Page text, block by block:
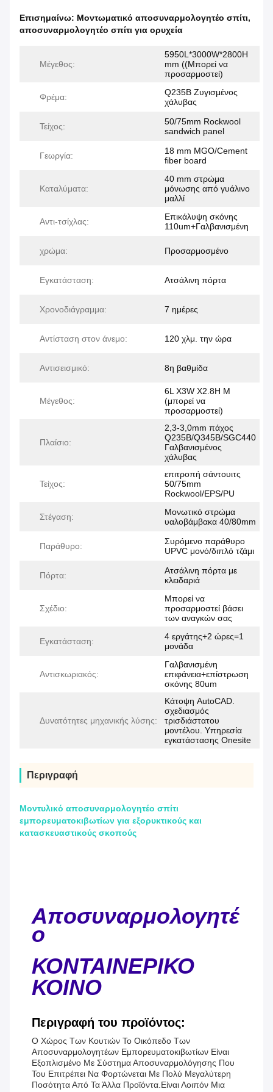
Επισημαίνω: Μοντωματικό αποσυναρμολογητέο σπίτι,
αποσυναρμολογητέο σπίτι για ορυχεία
Μέγεθος:
5950L*3000W*2800H
mm ((Μπορεί να
προσαρμοστεί)
Φρέμα:
Q235B Ζυγισμένος
χάλυβας
Τείχος:
50/75mm Rockwool
sandwich panel
Γεωργία:
18 mm MGO/Cement
fiber board
Καταλύματα:
40 mm στρώμα
μόνωσης από γυάλινο
μαλλί
Αντι-τσίχλας:
Επικάλυψη σκόνης
110um+Γαλβανισμένη
χρώμα: Προσαρμοσμένο
Εγκατάσταση: Ατσάλινη πόρτα
Χρονοδιάγραμμα: 7 ημέρες
Αντίσταση στον άνεμο: 120 χλμ. την ώρα
Αντισεισμικό: 8η βαθμίδα
Μέγεθος:
6L X3W X2.8H M
(μπορεί να
προσαρμοστεί)
Πλαίσιο:
2,3-3,0mm πάχος
Q235B/Q345B/SGC440
Γαλβανισμένος
χάλυβας
Τείχος:
επιτροπή σάντουιτς
50/75mm
Rockwool/EPS/PU
Στέγαση:
Μονωτικό στρώμα
υαλοβάμβακα 40/80mm
Παράθυρο:
Συρόμενο παράθυρο
UPVC μονό/διπλό τζάμι
Πόρτα:
Ατσάλινη πόρτα με
κλειδαριά
Σχέδιο:
Μπορεί να
προσαρμοστεί βάσει
των αναγκών σας
Εγκατάσταση:
4 εργάτης+2 ώρες=1
μονάδα
Αντισκωριακός:
Γαλβανισμένη
επιφάνεια+επίστρωση
σκόνης 80um
Δυνατότητες μηχανικής λύσης:
Κάτοψη AutoCAD.
σχεδιασμός
τρισδιάστατου
μοντέλου. Υπηρεσία
εγκατάστασης Onesite
Περιγραφή
Μοντυλικό αποσυναρμολογητέο σπίτι
εμπορευματοκιβωτίων για εξορυκτικούς και
κατασκευαστικούς σκοπούς
Αποσυναρμολογητέ
ο
ΚΟΝΤΑΙΝΕΡΙΚΟ
ΚΟΙΝΟ
Περιγραφή του προϊόντος:
Ο Χώρος Των Κουτιών Το Οικόπεδο Των
Αποσυναρμολογητέων Εμπορευματοκιβωτίων Είναι
Εξοπλισμένο Με Σύστημα Αποσυναρμολόγησης Που
Του Επιτρέπει Να Φορτώνεται Με Πολύ Μεγαλύτερη
Ποσότητα Από Τα Άλλα Προϊόντα.Είναι Λοιπόν Μια